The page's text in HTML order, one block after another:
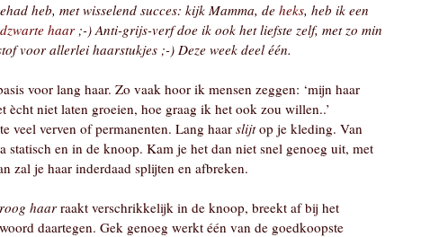
heb, met wisselend succes: kijk Mamma, de heks, heb ik een
haar;-) Anti-grijs-verf doe ik ook het liefste zelf, met zo min
voor allerlei haarstukjes ;-) Deze week deel één.
voor lang haar. Zo vaak hoor ik mensen zeggen: ‘mijn haar
niet laten groeien, hoe graag ik het ook zou willen..’
veel verven of permanenten. Lang haar slijtop je kleding. Van
statisch en in de knoop. Kam je het dan niet snel genoeg uit, met
zal je haar inderdaad splijten en afbreken.
haarraakt verschrikkelijk in de knoop, breekt af bij het
daartegen. Gek genoeg werkt één van de goedkoopste